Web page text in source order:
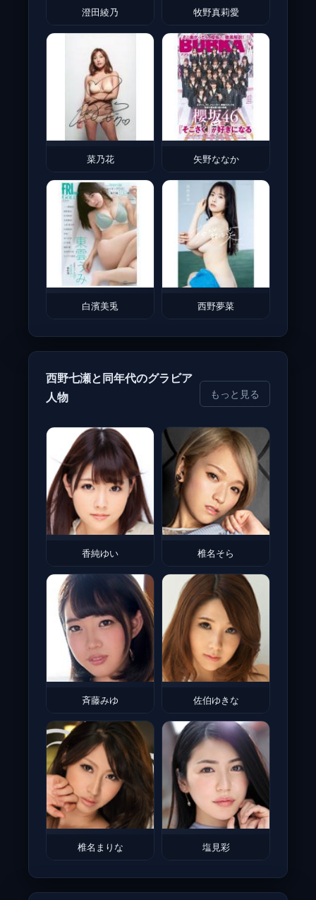
澄田綾乃 牧野真莉愛
菜乃花 矢野ななか
白濱美兎 西野夢菜
西野七瀬と同年代のグラビア
人物
もっと見る
香純ゆい 椎名そら
斉藤みゆ 佐伯ゆきな
椎名まりな 塩見彩